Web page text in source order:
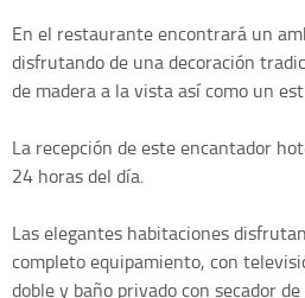
En el restaurante encontrará un
disfrutando de una decoración
de madera a la vista así como un
La recepción de este encantador
24 horas del día.
Las elegantes habitaciones
completo equipamiento, con
doble y baño privado con secador